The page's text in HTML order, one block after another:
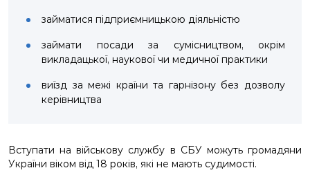
займатися підприємницькою діяльністю
займати посади за сумісництвом, окрім
викладацької, наукової чи медичної практики
виїзд за межі країни та гарнізону без дозволу
керівництва
Вступати на військову службу в СБУ можуть громадяни
України віком від 18 років, які не мають судимості.